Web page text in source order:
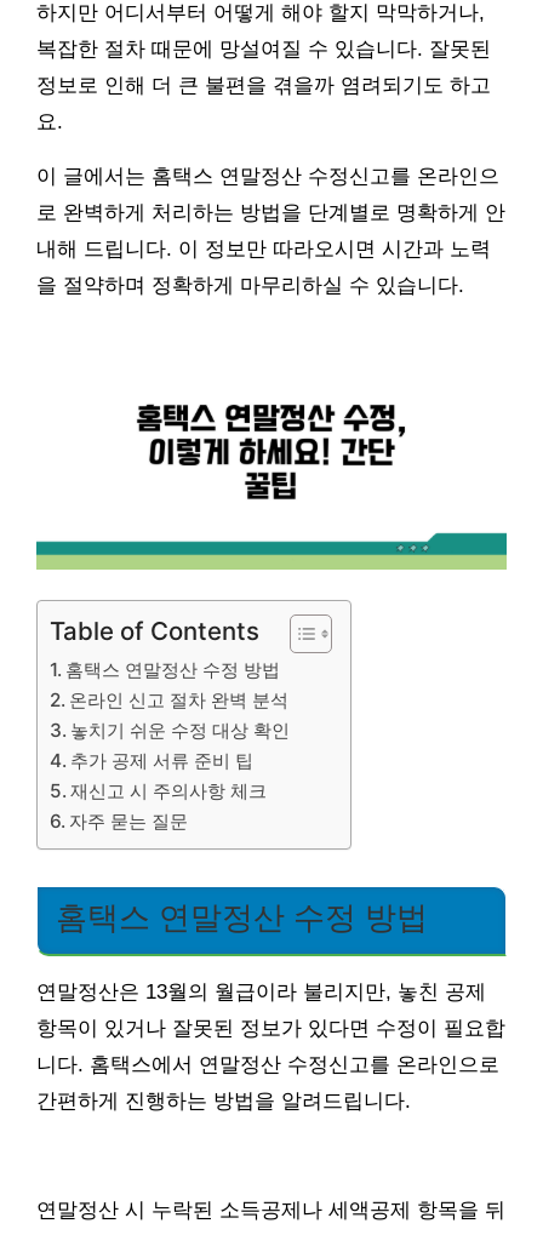
하지만 어디서부터 어떻게 해야 할지 막막하거나,
복잡한 절차 때문에 망설여질 수 있습니다. 잘못된
정보로 인해 더 큰 불편을 겪을까 염려되기도 하고
요.
이 글에서는 홈택스 연말정산 수정신고를 온라인으
로 완벽하게 처리하는 방법을 단계별로 명확하게 안
내해 드립니다. 이 정보만 따라오시면 시간과 노력
을 절약하며 정확하게 마무리하실 수 있습니다.
Table of Contents
홈택스 연말정산 수정 방법
온라인 신고 절차 완벽 분석
놓치기 쉬운 수정 대상 확인
추가 공제 서류 준비 팁
재신고 시 주의사항 체크
자주 묻는 질문
홈택스 연말정산 수정 방법
연말정산은 13월의 월급이라 불리지만, 놓친 공제
항목이 있거나 잘못된 정보가 있다면 수정이 필요합
니다. 홈택스에서 연말정산 수정신고를 온라인으로
간편하게 진행하는 방법을 알려드립니다.
연말정산 시 누락된 소득공제나 세액공제 항목을 뒤